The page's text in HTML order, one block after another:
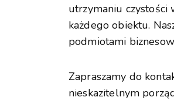
utrzymaniu czystości
każdego obiektu.
podmiotami
Zapraszamy do
nieskazitelnym